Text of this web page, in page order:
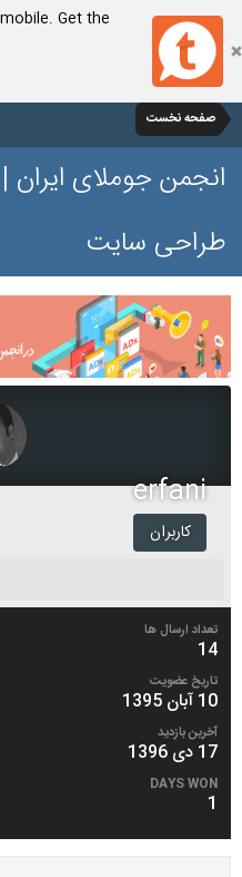
Get the
صفحه نخست
انجمن جوملای
طراحی سایت
erfani
کاربران
تعداد ارسال ها
14
تاریخ عضویت
10 آبان 1395
آخرین بازدید
17 دی 1396
DAYS WON
1